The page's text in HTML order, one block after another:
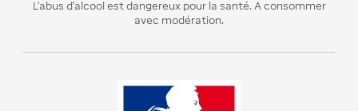
L’abus d’alcool est dangereux pour la santé. A consommer
avec modération.